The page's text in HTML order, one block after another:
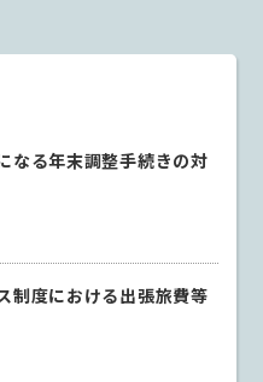
なる年末調整手続きの対
制度における出張旅費等